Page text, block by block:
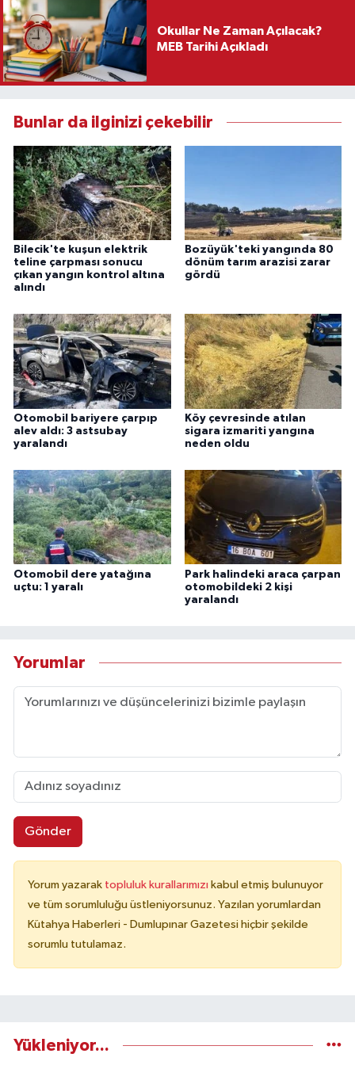
Okullar Ne Zaman Açılacak?
MEB Tarihi Açıkladı
Bunlar da ilginizi çekebilir
Bilecik'te kuşun elektrik
teline çarpması sonucu
çıkan yangın kontrol altına
alındı
Bozüyük'teki yangında 80
dönüm tarım arazisi zarar
gördü
Otomobil bariyere çarpıp
alev aldı: 3 astsubay
yaralandı
Köy çevresinde atılan
sigara izmariti yangına
neden oldu
Otomobil dere yatağına
uçtu: 1 yaralı
Park halindeki araca çarpan
otomobildeki 2 kişi
yaralandı
Yorumlar
Gönder
Yorum yazarak topluluk kurallarımızı kabul etmiş bulunuyor
ve tüm sorumluluğu üstleniyorsunuz. Yazılan yorumlardan
Kütahya Haberleri - Dumlupınar Gazetesi hiçbir şekilde
sorumlu tutulamaz.
Yükleniyor...